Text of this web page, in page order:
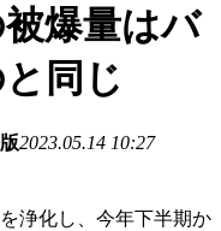
爆量はバ
同じ
2023.05.14 10:27
浄化し、今年下半期か